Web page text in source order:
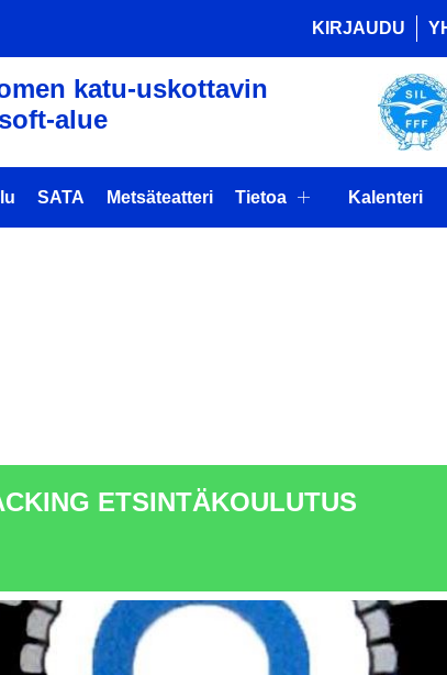
KIRJAUDU
katu-uskottavin
alue
SATA Metsäteatteri Tietoa Kalenteri
ETSINTÄKOULUTUS